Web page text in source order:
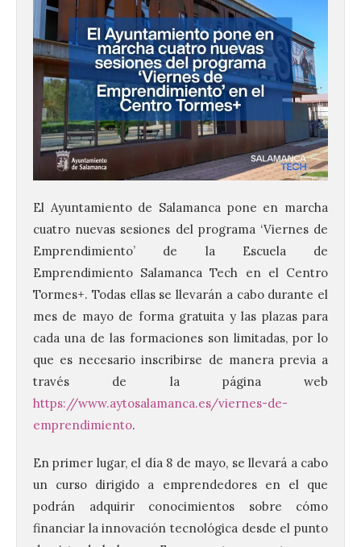
El Ayuntamiento de Salamanca pone en marcha
cuatro nuevas sesiones del programa ‘Viernes de
Emprendimiento’ de la Escuela de
Emprendimiento Salamanca Tech en el Centro
Tormes+. Todas ellas se llevarán a cabo durante el
mes de mayo de forma gratuita y las plazas para
cada una de las formaciones son limitadas, por lo
que es necesario inscribirse de manera previa a
través de la página web
https://www.aytosalamanca.es/viernes-de-
emprendimiento.
En primer lugar, el día 8 de mayo, se llevará a cabo
un curso dirigido a emprendedores en el que
podrán adquirir conocimientos sobre cómo
financiar la innovación tecnológica desde el punto